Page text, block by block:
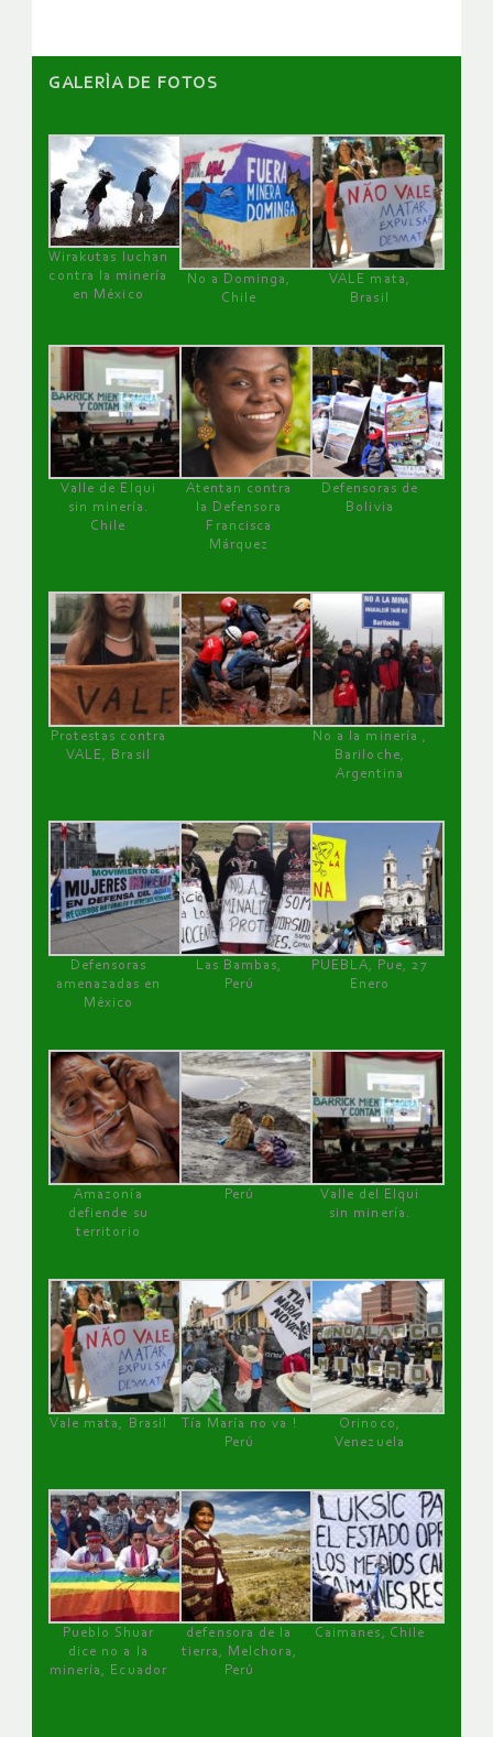
GALERÌA DE FOTOS
Wirakutas luchan
contra la minería
en México
No a Dominga,
Chile
VALE mata,
Brasil
Valle de Elqui
sin minería.
Chile
Atentan contra
la Defensora
Francisca
Márquez
Defensoras de
Bolivia
Protestas contra
VALE, Brasil
No a la minería ,
Bariloche,
Argentina
Defensoras
amenazadas en
México
Las Bambas,
Perú
PUEBLA, Pue, 27
Enero
Amazonía
defiende su
territorio
Perú
Valle del Elqui
sin minería.
Vale mata, Brasil
Tía María no va !
Perú
Orinoco,
Venezuela
Pueblo Shuar
dice no a la
minería, Ecuador
defensora de la
tierra, Melchora,
Perú
Caimanes, Chile